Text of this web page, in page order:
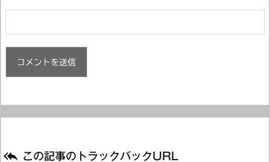
 この記事のトラックバックURL